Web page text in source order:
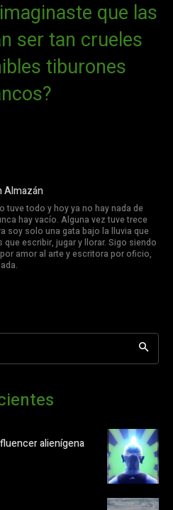
que las
ser tan crueles
tiburones
Almazán
tuve todo y hoy ya no hay nada de
hay vacío. Alguna vez tuve trece
soy solo una gata bajo la lluvia que
que escribir, jugar y llorar. Sigo siendo
amor al arte y escritora por oficio,
alienígena